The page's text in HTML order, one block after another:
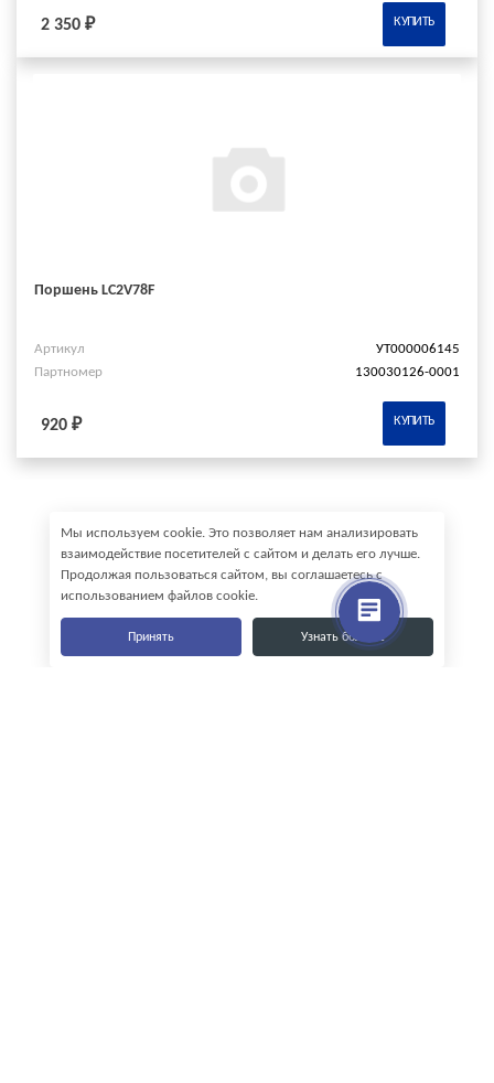
2 350 ₽ КУПИТЬ
Поршень LC2V78F
Артикул
УТ000006145
Партномер
130030126-0001
920 ₽ КУПИТЬ
Мы используем cookie. Это позволяет нам анализировать
взаимодействие посетителей с сайтом и делать его лучше.
Продолжая пользоваться сайтом, вы соглашаетесь с
использованием файлов cookie.
Принять Узнать больше